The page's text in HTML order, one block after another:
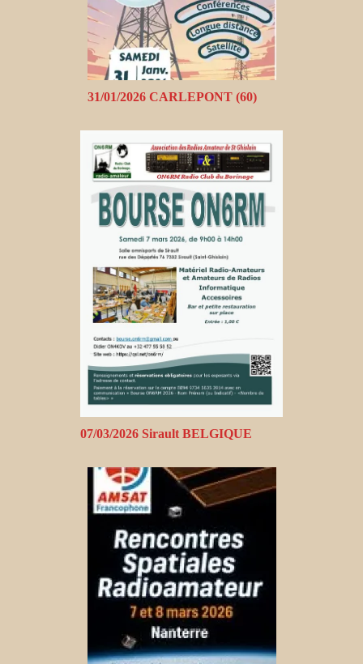
31/01/2026 CARLEPONT (60)
07/03/2026 Sirault BELGIQUE